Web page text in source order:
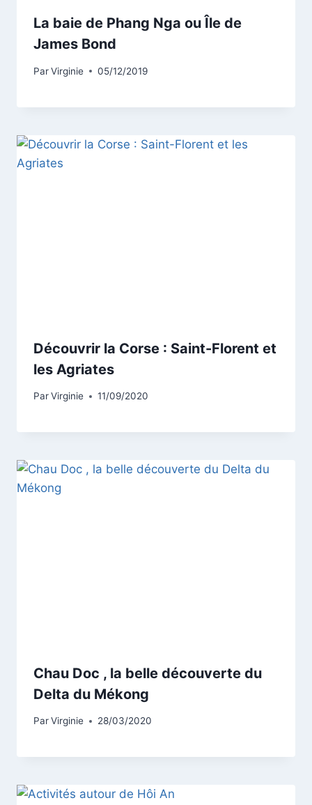
La baie de Phang Nga ou Île de
James Bond
ParVirginie 05/12/2019
Découvrir la Corse : Saint-Florent et
les Agriates
ParVirginie 11/09/2020
Chau Doc , la belle découverte du
Delta du Mékong
ParVirginie 28/03/2020